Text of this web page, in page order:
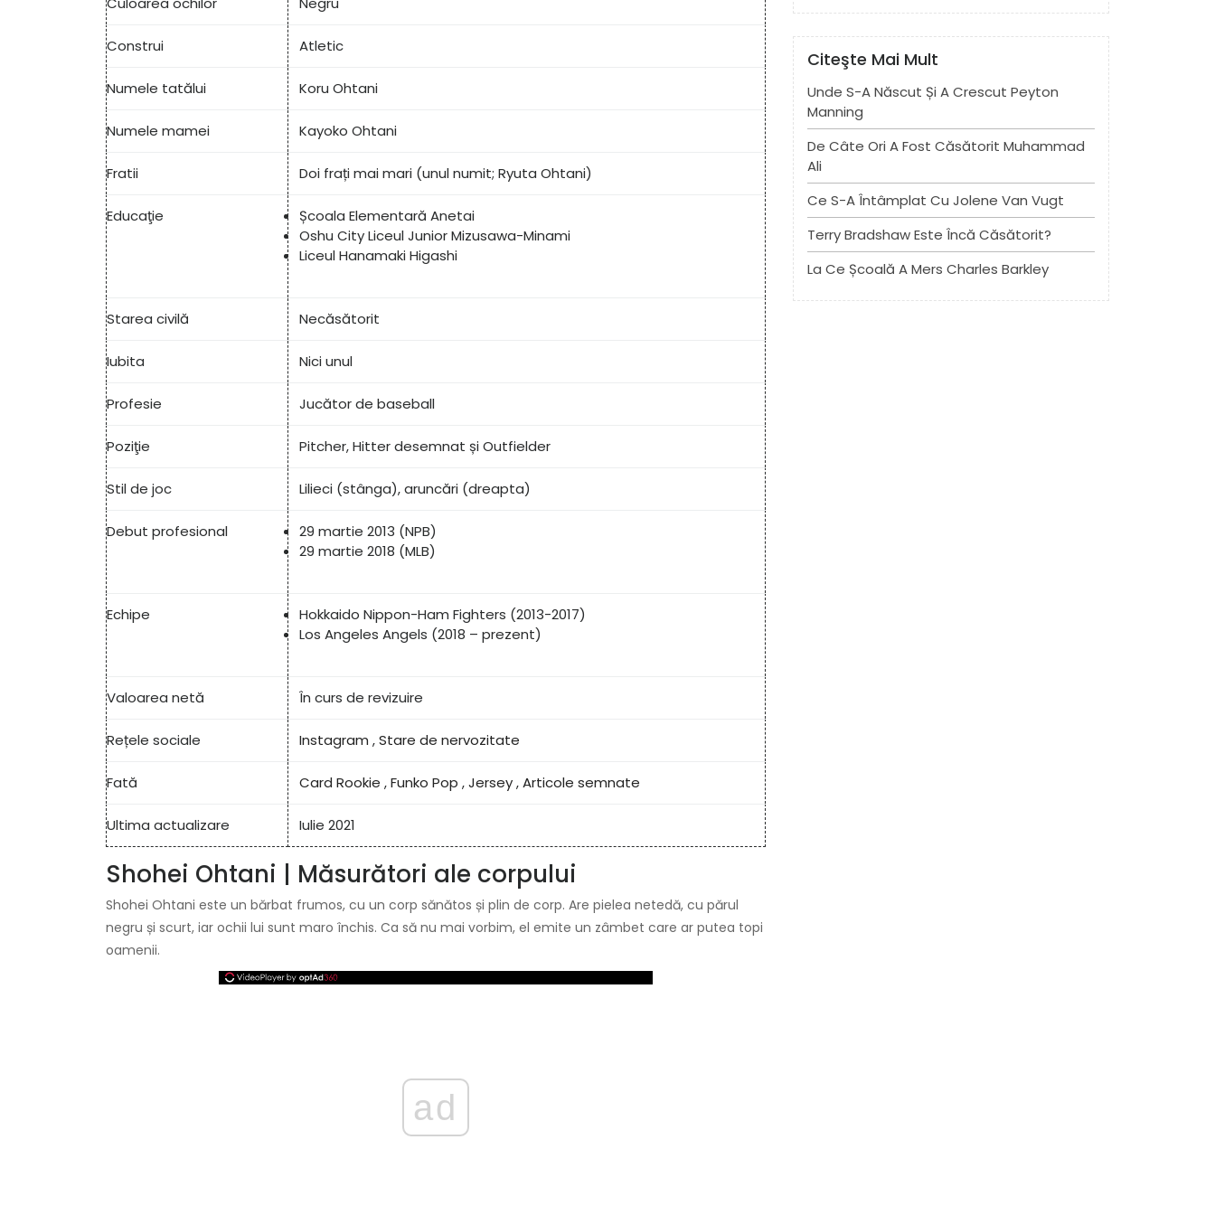
Construi Atletic
Numele tatălui Koru Ohtani
Numele mamei Kayoko Ohtani
Fratii Doi frați mai mari (unul numit; Ryuta Ohtani)
Educaţie
Școala Elementară Anetai
Oshu City Liceul Junior Mizusawa-Minami
Liceul Hanamaki Higashi
Starea civilă Necăsătorit
Iubita Nici unul
Profesie Jucător de baseball
Poziţie Pitcher, Hitter desemnat și Outfielder
Stil de joc Lilieci (stânga), aruncări (dreapta)
Debut profesional
29 martie 2013 (NPB)
29 martie 2018 (MLB)
Echipe
Hokkaido Nippon-Ham Fighters (2013-2017)
Los Angeles Angels (2018 – prezent)
Valoarea netă În curs de revizuire
Rețele sociale Instagram ,Stare de nervozitate
Fată Card Rookie ,Funko Pop ,Jersey,Articole semnate
Ultima actualizare Iulie 2021
Shohei Ohtani | Măsurători ale corpului
Shohei Ohtani este un bărbat frumos, cu un corp sănătos și plin de corp. Are pielea netedă, cu părul
negru și scurt, iar ochii lui sunt maro închis. Ca să nu mai vorbim, el emite un zâmbet care ar putea topi
oamenii.
ad
Citeşte Mai Mult
Unde S-A Născut Și A Crescut Peyton
Manning
De Câte Ori A Fost Căsătorit Muhammad
Ali
Ce S-A Întâmplat Cu Jolene Van Vugt
Terry Bradshaw Este Încă Căsătorit?
La Ce Școală A Mers Charles Barkley